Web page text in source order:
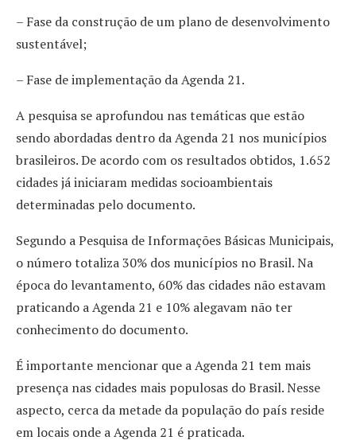
– Fase da construção de um plano de desenvolvimento
sustentável;
– Fase de implementação da Agenda 21.
A pesquisa se aprofundou nas temáticas que estão
sendo abordadas dentro da Agenda 21 nos municípios
brasileiros. De acordo com os resultados obtidos, 1.652
cidades já iniciaram medidas socioambientais
determinadas pelo documento.
Segundo a Pesquisa de Informações Básicas Municipais,
o número totaliza 30% dos municípios no Brasil. Na
época do levantamento, 60% das cidades não estavam
praticando a Agenda 21 e 10% alegavam não ter
conhecimento do documento.
É importante mencionar que a Agenda 21 tem mais
presença nas cidades mais populosas do Brasil. Nesse
aspecto, cerca da metade da população do país reside
em locais onde a Agenda 21 é praticada.